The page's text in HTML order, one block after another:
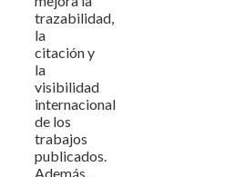
trazabilidad,
la
citación y
la
visibilidad
internacional
de los
trabajos
publicados.
Además,